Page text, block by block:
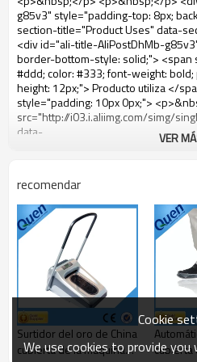
VER
recomendar
Surtidor del oro de China
cubierta de la máquina
cubierta
Cookie
We use cookies to provide